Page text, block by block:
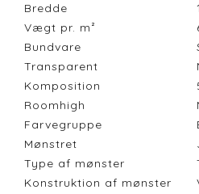
Bredde
Vægt pr. m²
Bundvare
Transparent
Komposition
Roomhigh
Farvegruppe
Mønstret
Type af mønster
Konstruktion af mønster